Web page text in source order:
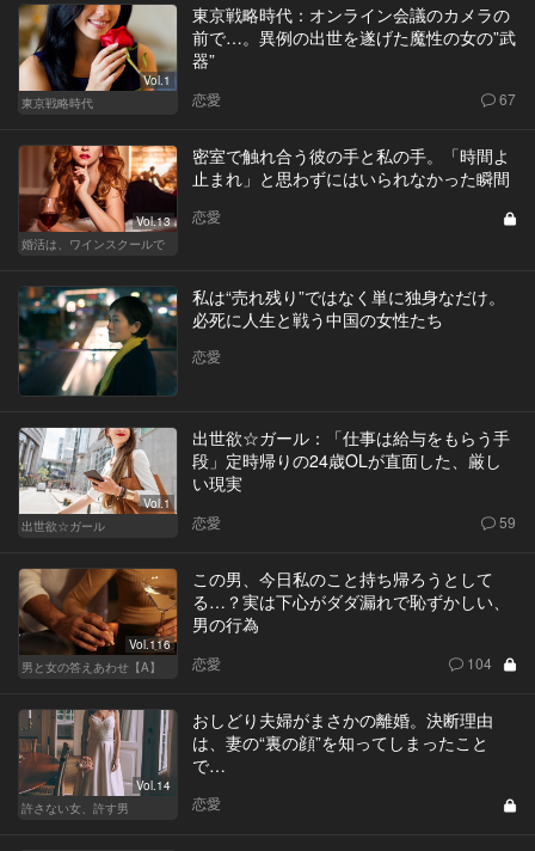
Vol.1
東京戦略時代
東京戦略時代：オンライン会議のカメラの
前で…。異例の出世を遂げた魔性の女の”武
器”
恋愛 67
Vol.13
婚活は、ワインスクールで
密室で触れ合う彼の手と私の手。「時間よ
止まれ」と思わずにはいられなかった瞬間
恋愛
私は“売れ残り”ではなく単に独身なだけ。
必死に人生と戦う中国の女性たち
恋愛
Vol.1
出世欲☆ガール
出世欲☆ガール：「仕事は給与をもらう手
段」定時帰りの24歳OLが直面した、厳し
い現実
恋愛 59
Vol.116
男と女の答えあわせ【A】
この男、今日私のこと持ち帰ろうとして
る…？実は下心がダダ漏れで恥ずかしい、
男の行為
恋愛 104
Vol.14
許さない女、許す男
おしどり夫婦がまさかの離婚。決断理由
は、妻の“裏の顔”を知ってしまったこと
で…
恋愛